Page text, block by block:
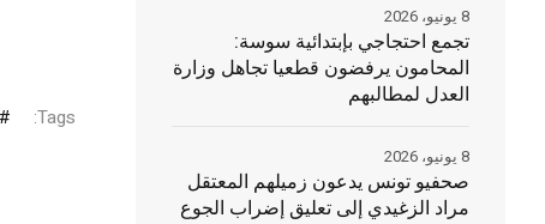
Tags:
تجمع احتجاجي بإبتدائية سوسة:
المحامون يرفضون قطعيا تجاهل وزارة
العدل لمطالبهم
8 يونيو، 2026
صحفيو تونس يدعون زميلهم المعتقل
مراد الزغيدي إلى تعليق إضراب الجوع
8 يونيو، 2026